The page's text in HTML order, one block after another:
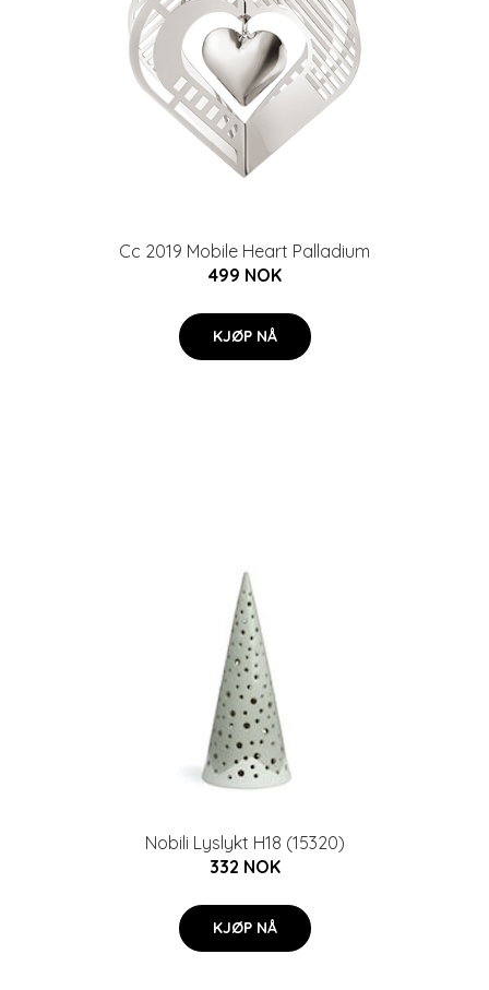
Cc 2019 Mobile Heart Palladium
499 NOK
KJØP NÅ
Nobili Lyslykt H18 (15320)
332 NOK
KJØP NÅ